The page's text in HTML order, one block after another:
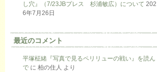
し穴』（7/23JBプレス 杉浦敏広）について 202
6年7月26日
最近のコメント
平塚柾緒『写真で見るペリリューの戦い』を読ん
で に 柏の住人 より